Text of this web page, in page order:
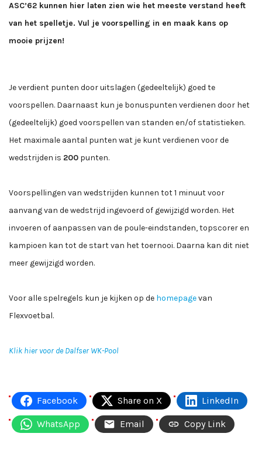
ASC’62 kunnen hier laten zien wie het meeste verstand heeft
van het spelletje. Vul je voorspelling in en maak kans op
mooie prijzen!
Je verdient punten door uitslagen (gedeeltelijk) goed te
voorspellen. Daarnaast kun je bonuspunten verdienen door het
(gedeeltelijk) goed voorspellen van standen en/of statistieken.
Het maximale aantal punten wat je kunt verdienen voor de
wedstrijden is 200 punten.
Voorspellingen van wedstrijden kunnen tot 1 minuut voor
aanvang van de wedstrijd ingevoerd of gewijzigd worden. Het
invoeren of aanpassen van de poule-eindstanden, topscorer en
kampioen kan tot de start van het toernooi. Daarna kan dit niet
meer gewijzigd worden.
Voor alle spelregels kun je kijken op de homepagevan
Flexvoetbal.
Klik hier voor de Dalfser WK-Pool
Facebook Share on X LinkedIn
WhatsApp Email Copy Link